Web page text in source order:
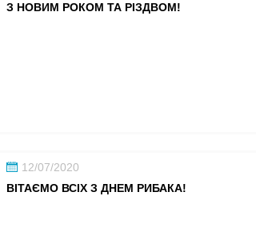
З НОВИМ РОКОМ ТА РІЗДВОМ!
12/07/2020
ВІТАЄМО ВСІХ З ДНЕМ РИБАКА!